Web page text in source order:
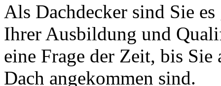
Als Dachdecker sind Sie
Ihrer Ausbildung und
eine Frage der Zeit, bis
Dach angekommen sind.